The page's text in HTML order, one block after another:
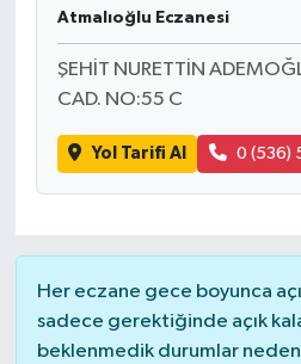
Atmalıoğlu Eczanesi
ŞEHİT NURETTİN
CAD. NO:55 C
Yol Tarifi Al 0 (536)
Her eczane gece boyunca
sadece gerektiğinde açık
beklenmedik durumlar
MAKALE
POLİTİKA
REKLAM
SİYASET
SPOR